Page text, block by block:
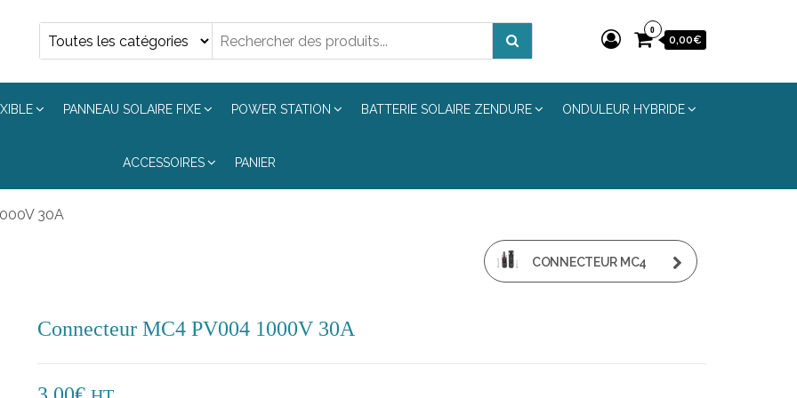
0
0,00€
PANNEAU SOLAIRE FIXE POWER STATION BATTERIE SOLAIRE ZENDURE ONDULEUR HYBRIDE
ACCESSOIRES PANIER
30A
CONNECTEUR MC4
Connecteur MC4 PV004 1000V 30A